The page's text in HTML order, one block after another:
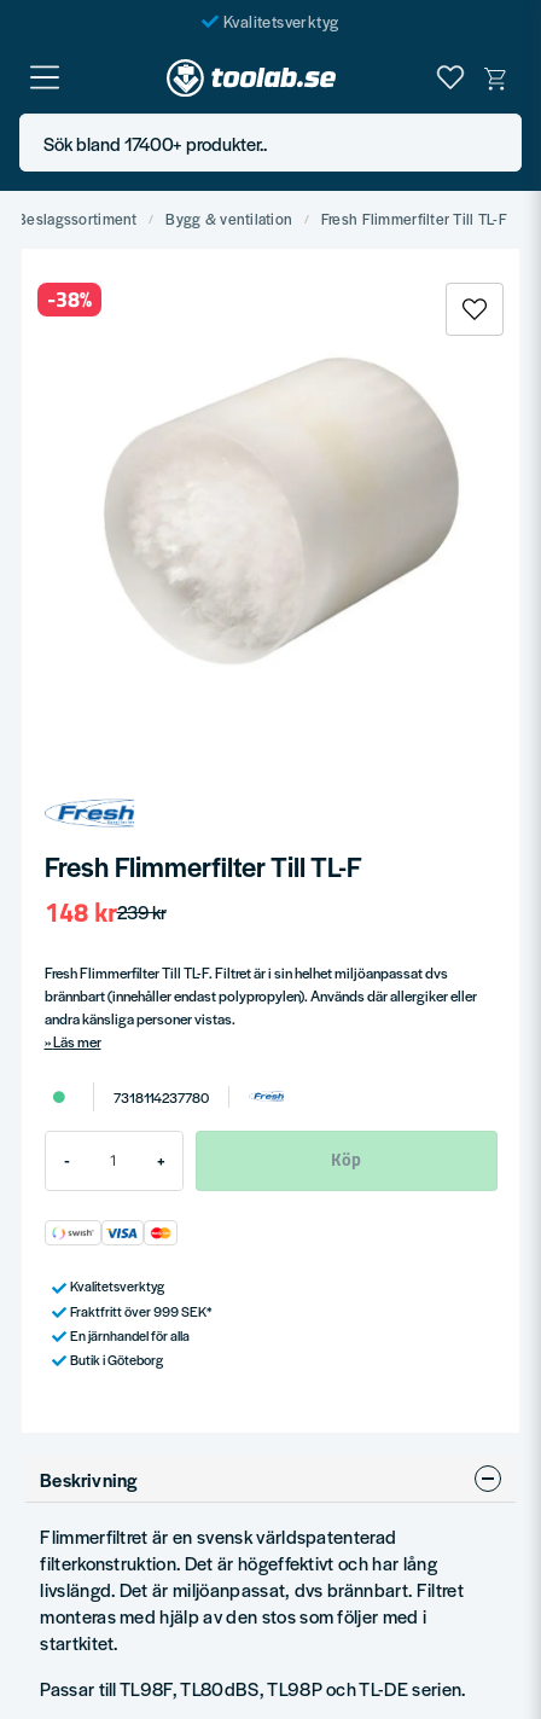
Kvalitetsverktyg
Fraktfritt över 999 SEK*
En järnhandel för alla
Butik i Göteborg
Sök bland 17400+ produkter..
Beslagssortiment Bygg & ventilation Fresh Flimmerfilter Till TL-F
-38%
Fresh Flimmerfilter Till TL-F
239 kr
148 kr
Fresh Flimmerfilter Till TL-F. Filtret är i sin helhet miljöanpassat dvs
brännbart (innehåller endast polypropylen). Används där allergiker eller
andra känsliga personer vistas.
Läs mer
7318114237780
- + Köp
Kvalitetsverktyg
Fraktfritt över 999 SEK*
En järnhandel för alla
Butik i Göteborg
Beskrivning
Flimmerfiltret är en svensk världspatenterad
filterkonstruktion. Det är högeffektivt och har lång
livslängd. Det är miljöanpassat, dvs brännbart. Filtret
monteras med hjälp av den stos som följer med i
startkitet.
Passar till TL98F, TL80dBS, TL98P och TL-DE serien.